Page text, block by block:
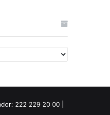
222 229 20 00 |